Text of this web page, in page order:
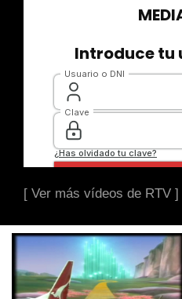
[ Ver más vídeos de RTV ]